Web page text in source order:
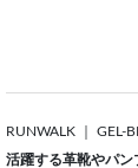
RUNWALK ｜ GEL-
活躍する革靴やパン